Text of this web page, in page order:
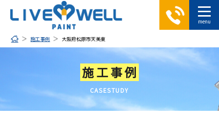
施工事例 大阪府松原市天美東
施工事例
CASESTUDY